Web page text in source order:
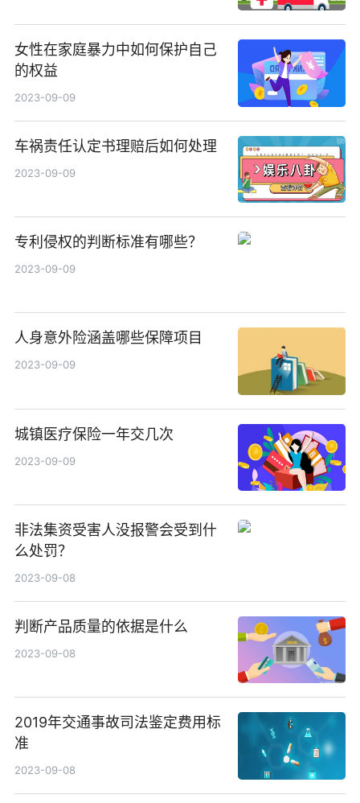
女性在家庭暴力中如何保护自己
的权益
2023-09-09
车祸责任认定书理赔后如何处理
2023-09-09
专利侵权的判断标准有哪些？
2023-09-09
人身意外险涵盖哪些保障项目
2023-09-09
城镇医疗保险一年交几次
2023-09-09
非法集资受害人没报警会受到什
么处罚？
2023-09-08
判断产品质量的依据是什么
2023-09-08
2019年交通事故司法鉴定费用标
准
2023-09-08